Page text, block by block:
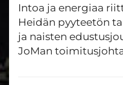
Intoa ja energiaa
Heidän pyyteetön
ja naisten
JoMan